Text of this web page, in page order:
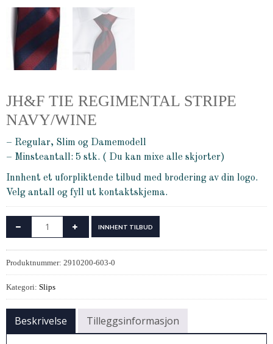
JH&F TIE REGIMENTAL STRIPE
NAVY/WINE
– Regular, Slim og Damemodell
– Minsteantall: 5 stk. ( Du kan mixe alle skjorter)
Innhent et uforpliktende tilbud med brodering av din logo.
Velg antall og fyll ut kontaktskjema.
INNHENT TILBUD
Produktnummer: 2910200-603-0
Kategori: Slips
Beskrivelse Tilleggsinformasjon